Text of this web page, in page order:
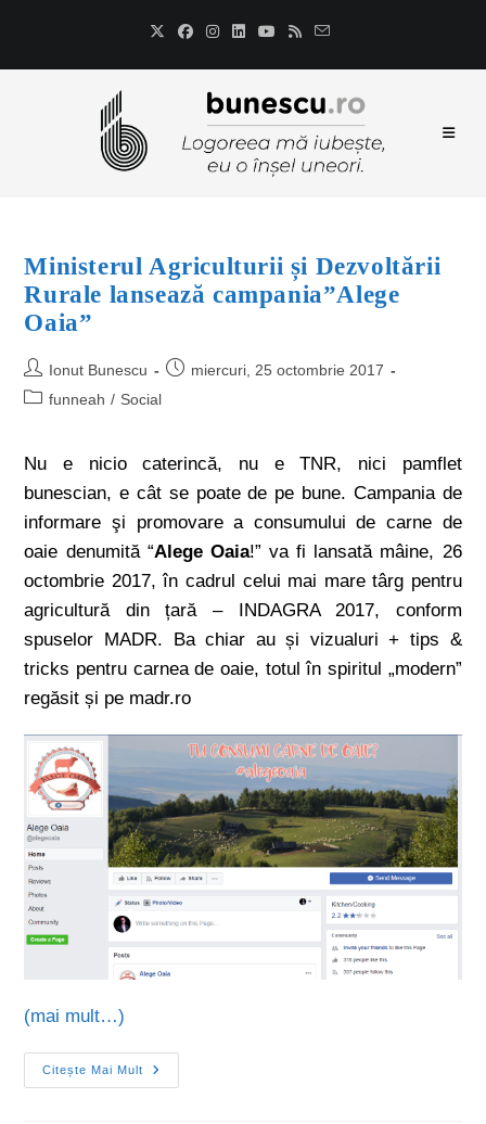
Ministerul Agriculturii și Dezvoltării
Rurale lansează campania”Alege
Oaia”
Ionut Bunescu
miercuri, 25 octombrie 2017
funneah / Social
Nu e nicio caterincă, nu e TNR, nici pamflet
bunescian, e cât se poate de pe bune. Campania de
informare şi promovare a consumului de carne de
oaie denumită “Alege Oaia!” va fi lansată mâine, 26
octombrie 2017, în cadrul celui mai mare târg pentru
agricultură din țară – INDAGRA 2017, conform
spuselor MADR. Ba chiar au și vizualuri + tips &
tricks pentru carnea de oaie, totul în spiritul „modern”
regăsit și pe madr.ro
(mai mult…)
Citește Mai Mult